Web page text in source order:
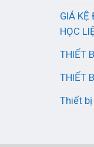
GIÁ KỆ
HỌC
THIẾT
THIẾT
Thiết